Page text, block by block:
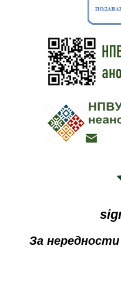
За